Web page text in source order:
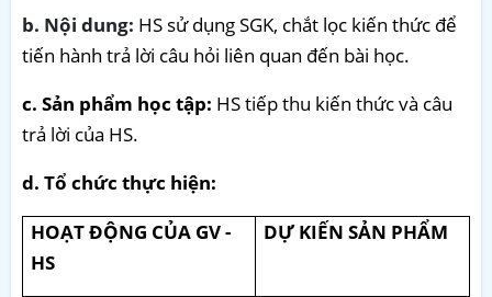
b. Nội dung: HS sử dụng SGK, chắt lọc kiến thức để
tiến hành trả lời câu hỏi liên quan đến bài học.
c. Sản phẩm học tập: HS tiếp thu kiến thức và câu
trả lời của HS.
d. Tổ chức thực hiện:
HOẠT ĐỘNG CỦA GV -
HS
DỰ KIẾN SẢN PHẨM